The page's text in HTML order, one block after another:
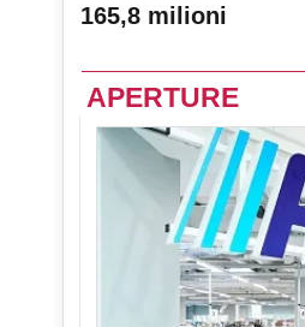
165,8 milioni
APERTURE